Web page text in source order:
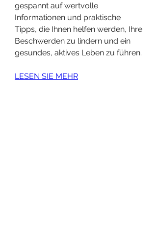
gespannt auf wertvolle
Informationen und praktische
Tipps, die Ihnen helfen werden, Ihre
Beschwerden zu lindern und ein
gesundes, aktives Leben zu führen.
LESEN SIE MEHR